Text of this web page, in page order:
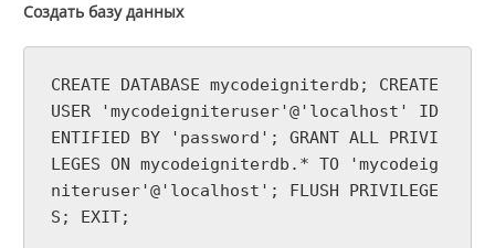
Создать базу данных
CREATE DATABASE mycodeigniterdb; CREATE
USER 'mycodeigniteruser'@'localhost' ID
ENTIFIED BY 'password'; GRANT ALL PRIVI
LEGES ON mycodeigniterdb.* TO 'mycodeig
niteruser'@'localhost'; FLUSH PRIVILEGE
S; EXIT;